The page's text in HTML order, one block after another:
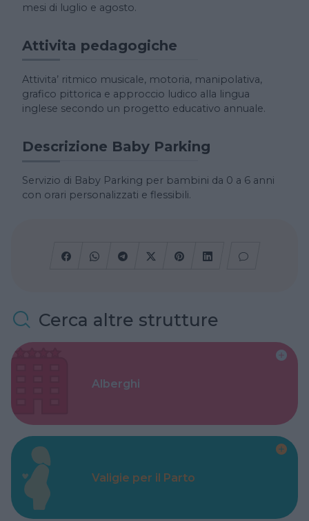
mesi di luglio e agosto.
Attivita pedagogiche
Attivita’ ritmico musicale, motoria, manipolativa,
grafico pittorica e approccio ludico alla lingua
inglese secondo un progetto educativo annuale.
Descrizione Baby Parking
Servizio di Baby Parking per bambini da 0 a 6 anni
con orari personalizzati e flessibili.
Cerca altre strutture
Alberghi
Valigie per il Parto